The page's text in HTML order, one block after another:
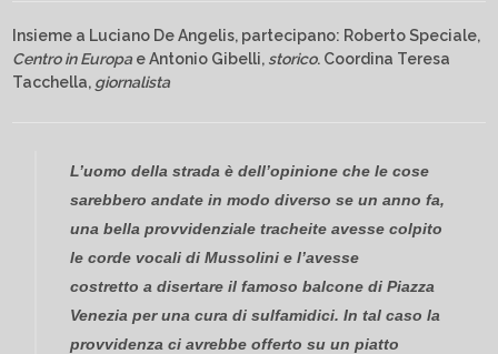
Insieme a Luciano De Angelis, partecipano: Roberto Speciale,
Centro in Europa e Antonio Gibelli, storico. Coordina Teresa
Tacchella, giornalista
L’uomo della strada è dell’opinione che le cose
sarebbero andate in modo diverso se un anno fa,
una bella provvidenziale tracheite avesse colpito
le corde vocali di Mussolini e l’avesse
costretto a disertare il famoso balcone di Piazza
Venezia per una cura di sulfamidici. In tal caso la
provvidenza ci avrebbe offerto su un piatto